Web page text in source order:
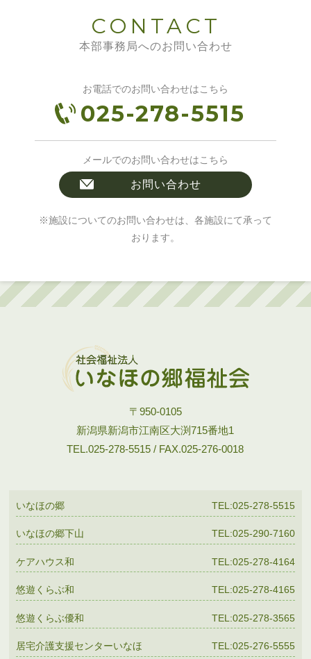
CONTACT
本部事務局へのお問い合わせ
お電話でのお問い合わせはこちら
025-278-5515
メールでのお問い合わせはこちら
お問い合わせ
※施設についてのお問い合わせは、各施設にて承って
おります。
〒950-0105
新潟県新潟市江南区大渕715番地1
TEL.025-278-5515 / FAX.025-276-0018
いなほの郷 TEL:025-278-5515
いなほの郷下山 TEL:025-290-7160
ケアハウス和 TEL:025-278-4164
悠遊くらぶ和 TEL:025-278-4165
悠遊くらぶ優和 TEL:025-278-3565
居宅介護支援センターいなほ TEL:025-276-5555